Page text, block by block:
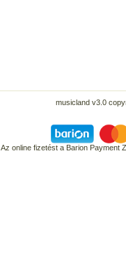
musicland v3.0
Az online fizetést a Barion Payment